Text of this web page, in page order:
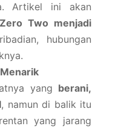
Artikel ini akan
Two menjadi
hubungan
yang berani,
, namun di balik itu
yang jarang